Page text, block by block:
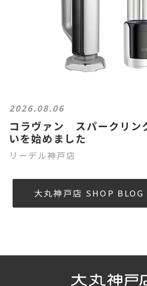
2026.08.06
コラヴァン スパークリン
いを始めました
リーデル神戸店
大丸神戸店 SHOP BLOG